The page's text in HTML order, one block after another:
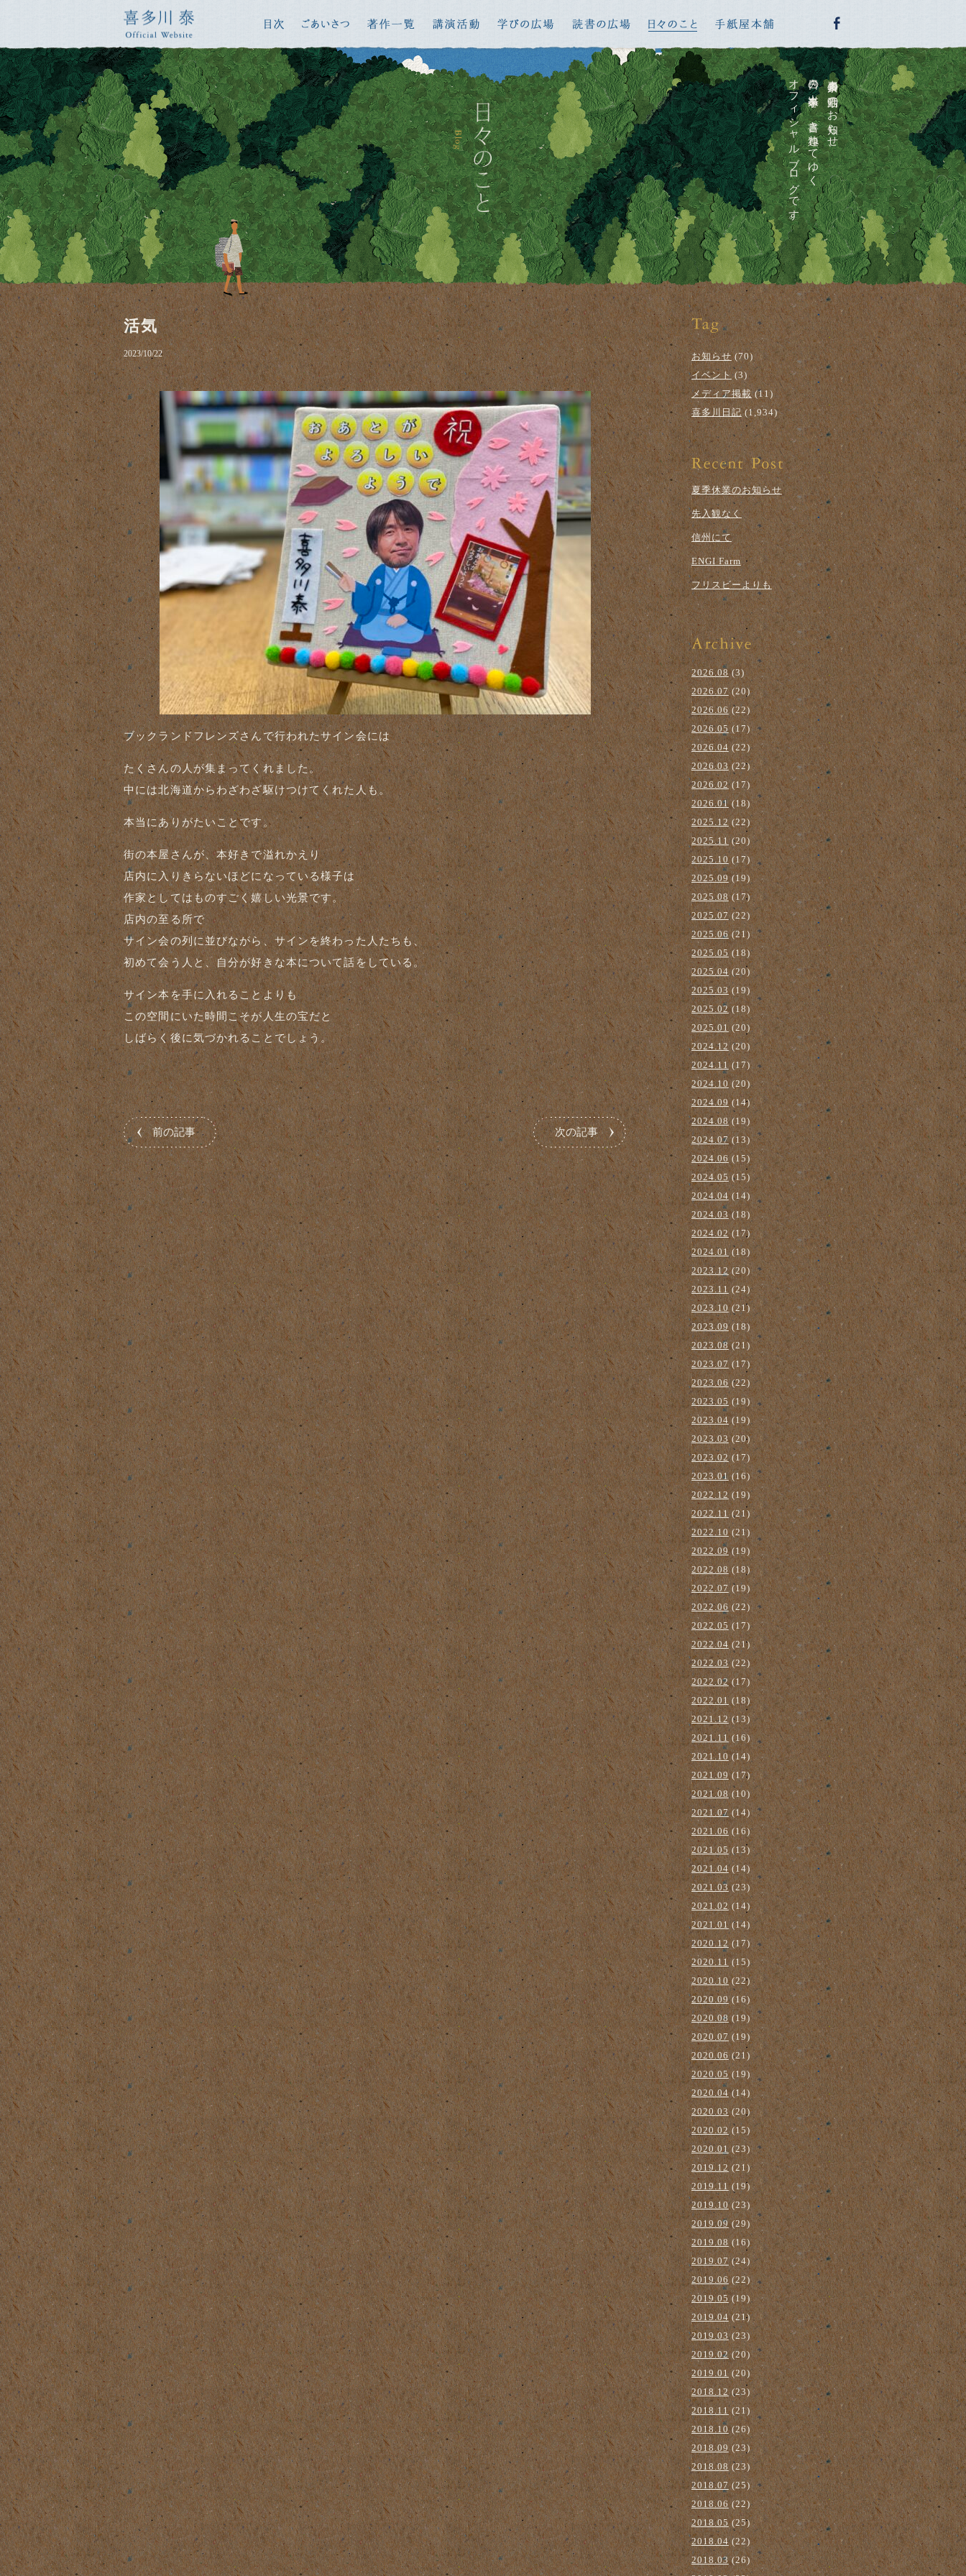
喜多川泰の活動のお知らせ、
日々の出来事を、書き連ねてゆく
オフィシャルブログです。
活気
2023/10/22
ブックランドフレンズさんで行われたサイン会には
たくさんの人が集まってくれました。
中には北海道からわざわざ駆けつけてくれた人も。
本当にありがたいことです。
街の本屋さんが、本好きで溢れかえり
店内に入りきらないほどになっている様子は
作家としてはものすごく嬉しい光景です。
店内の至る所で
サイン会の列に並びながら、サインを終わった人たちも、
初めて会う人と、自分が好きな本について話をしている。
サイン本を手に入れることよりも
この空間にいた時間こそが人生の宝だと
しばらく後に気づかれることでしょう。
前の記事 次の記事
お知らせ(70)
イベント (3)
メディア掲載(11)
喜多川日記(1,934)
夏季休業のお知らせ
先入観なく
信州にて
ENGI Farm
フリスビーよりも
2026.08(3)
2026.07(20)
2026.06(22)
2026.05(17)
2026.04 (22)
2026.03(22)
2026.02(17)
2026.01(18)
2025.12(22)
2025.11 (20)
2025.10(17)
2025.09(19)
2025.08(17)
2025.07(22)
2025.06(21)
2025.05(18)
2025.04(20)
2025.03(19)
2025.02(18)
2025.01 (20)
2024.12 (20)
2024.11(17)
2024.10 (20)
2024.09(14)
2024.08(19)
2024.07 (13)
2024.06(15)
2024.05 (15)
2024.04(14)
2024.03(18)
2024.02(17)
2024.01(18)
2023.12 (20)
2023.11(24)
2023.10(21)
2023.09(18)
2023.08(21)
2023.07 (17)
2023.06(22)
2023.05(19)
2023.04(19)
2023.03(20)
2023.02(17)
2023.01 (16)
2022.12(19)
2022.11 (21)
2022.10(21)
2022.09(19)
2022.08(18)
2022.07(19)
2022.06(22)
2022.05 (17)
2022.04(21)
2022.03(22)
2022.02(17)
2022.01(18)
2021.12 (13)
2021.11(16)
2021.10(14)
2021.09(17)
2021.08(10)
2021.07 (14)
2021.06(16)
2021.05(13)
2021.04(14)
2021.03(23)
2021.02 (14)
2021.01 (14)
2020.12(17)
2020.11 (15)
2020.10(22)
2020.09(16)
2020.08 (19)
2020.07(19)
2020.06 (21)
2020.05(19)
2020.04(14)
2020.03(20)
2020.02(15)
2020.01 (23)
2019.12(21)
2019.11(19)
2019.10(23)
2019.09(29)
2019.08 (16)
2019.07 (24)
2019.06(22)
2019.05(19)
2019.04(21)
2019.03(23)
2019.02 (20)
2019.01(20)
2018.12 (23)
2018.11(21)
2018.10(26)
2018.09(23)
2018.08(23)
2018.07(25)
2018.06 (22)
2018.05(25)
2018.04(22)
2018.03(26)